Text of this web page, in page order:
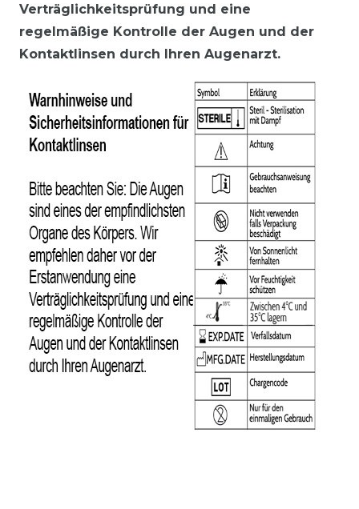
Verträglichkeitsprüfung und eine
regelmäßige Kontrolle der Augen und der
Kontaktlinsen durch Ihren Augenarzt.